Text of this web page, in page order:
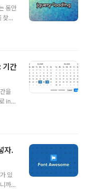
동안
찾아
일을
jqu
u
간
을
inp
분이
습니
가
자.
있
까